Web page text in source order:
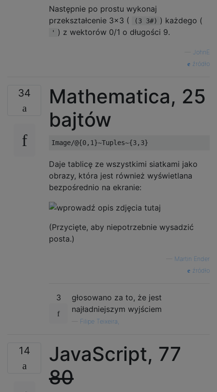
X..
...
X.X
...
X..
X..
XXX
X.X
...
.X.
...
X.X
X..
Następnie po prostu wykonaj
przekształcenie 3x3 (
(3 3#) ) każdego (
' ) z wektorów 0/1 o długości 9.
JohnE
źródło
34
Mathematica, 25
bajtów
Daje tablicę ze wszystkimi siatkami jako
obrazy, która jest również wyświetlana
bezpośrednio na ekranie:
(Przycięte, aby niepotrzebnie wysadzić
posta.)
Martin Ender
źródło
3
głosowano za to, że jest
najładniejszym wyjściem
Filipe Teixeira,
14
JavaScript, 77
80